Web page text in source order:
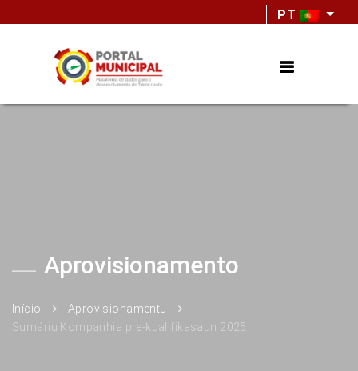
PT
Aprovisionamento
Início
Aprovisionamentu
Sumáriu Kompanhia pre-kualifikasaun 2025